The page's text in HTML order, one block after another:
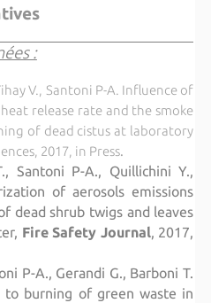
:
V., Santoni P-A. Influence of
release rate and the smoke
of dead cistus at laboratory
2017, in Press.
Santoni P-A., Quillichini Y.,
of aerosols emissions
dead shrub twigs and leaves
Fire Safety Journal, 2017,
P-A., Gerandi G., Barboni T.
to burning of green waste in